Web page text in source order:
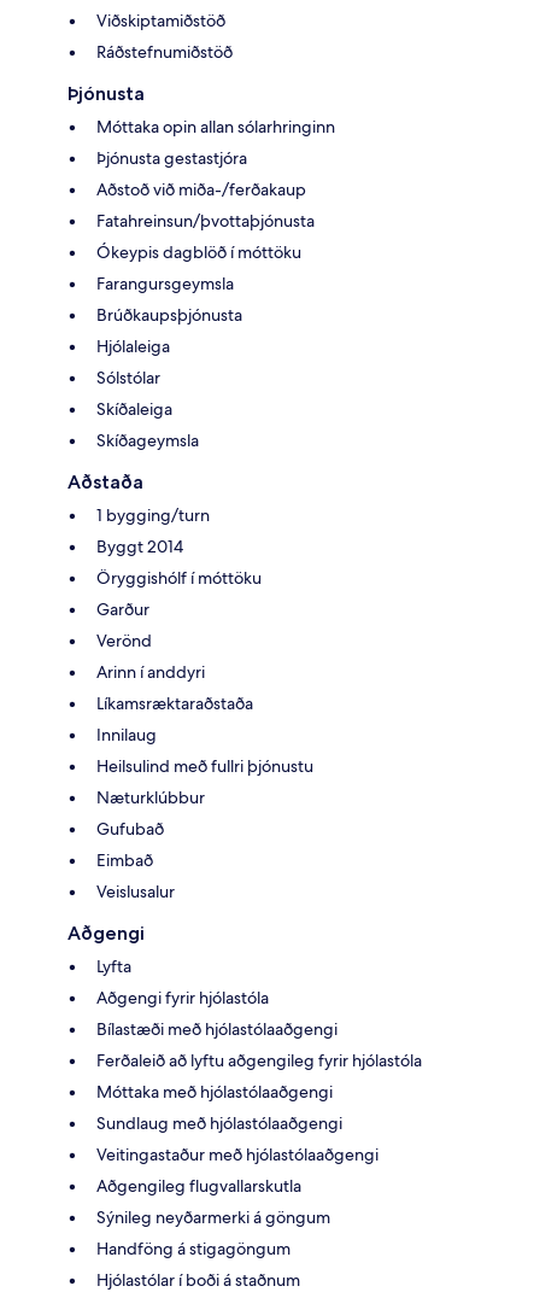
Viðskiptamiðstöð
Ráðstefnumiðstöð
Þjónusta
Móttaka opin allan sólarhringinn
Þjónusta gestastjóra
Aðstoð við miða-/ferðakaup
Fatahreinsun/þvottaþjónusta
Ókeypis dagblöð í móttöku
Farangursgeymsla
Brúðkaupsþjónusta
Hjólaleiga
Sólstólar
Skíðaleiga
Skíðageymsla
Aðstaða
1 bygging/turn
Byggt 2014
Öryggishólf í móttöku
Garður
Verönd
Arinn í anddyri
Líkamsræktaraðstaða
Innilaug
Heilsulind með fullri þjónustu
Næturklúbbur
Gufubað
Eimbað
Veislusalur
Aðgengi
Lyfta
Aðgengi fyrir hjólastóla
Bílastæði með hjólastólaaðgengi
Ferðaleið að lyftu aðgengileg fyrir hjólastóla
Móttaka með hjólastólaaðgengi
Sundlaug með hjólastólaaðgengi
Veitingastaður með hjólastólaaðgengi
Aðgengileg flugvallarskutla
Sýnileg neyðarmerki á göngum
Handföng á stigagöngum
Hjólastólar í boði á staðnum